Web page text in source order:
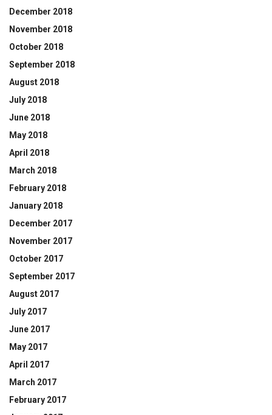
December 2018
November 2018
October 2018
September 2018
August 2018
July 2018
June 2018
May 2018
April 2018
March 2018
February 2018
January 2018
December 2017
November 2017
October 2017
September 2017
August 2017
July 2017
June 2017
May 2017
April 2017
March 2017
February 2017